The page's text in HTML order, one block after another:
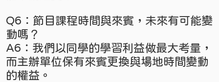
Q6：節目課程時間與來賓，未來有可能變
動嗎？
A6：我們以同學的學習利益做最大考量，
而主辦單位保有來賓更換與場地時間變動
的權益。